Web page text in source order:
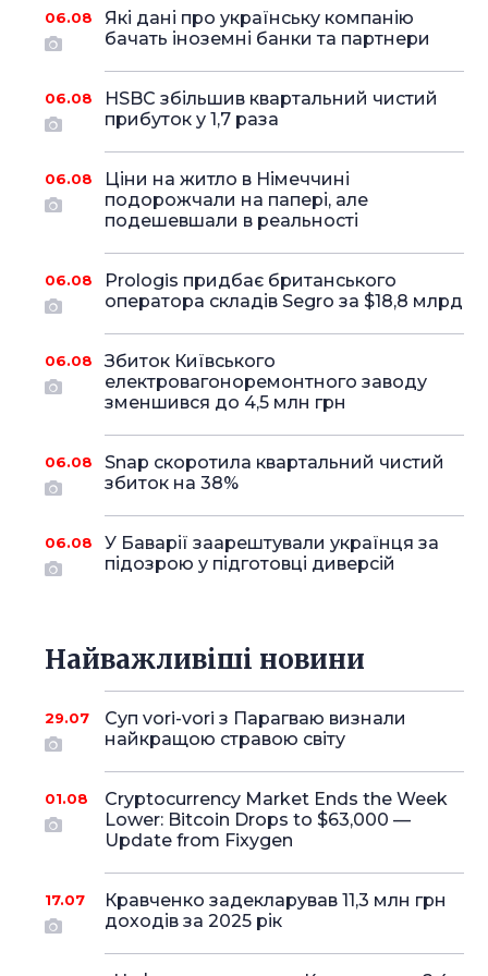
06.08
Які дані про українську компанію
бачать іноземні банки та партнери
06.08
HSBC збільшив квартальний чистий
прибуток у 1,7 раза
06.08
Ціни на житло в Німеччині
подорожчали на папері, але
подешевшали в реальності
06.08
Prologis придбає британського
оператора складів Segro за $18,8 млрд
06.08
Збиток Київського
електровагоноремонтного заводу
зменшився до 4,5 млн грн
06.08
Snap скоротила квартальний чистий
збиток на 38%
06.08
У Баварії заарештували українця за
підозрою у підготовці диверсій
Найважливіші новини
29.07
Суп vori-vori з Парагваю визнали
найкращою стравою світу
01.08
Cryptocurrency Market Ends the Week
Lower: Bitcoin Drops to $63,000 —
Update from Fixygen
17.07
Кравченко задекларував 11,3 млн грн
доходів за 2025 рік